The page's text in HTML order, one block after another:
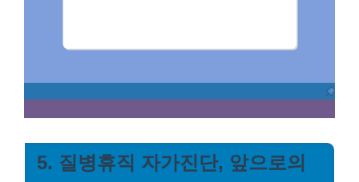
5. 질병휴직 자가진단, 앞으로의